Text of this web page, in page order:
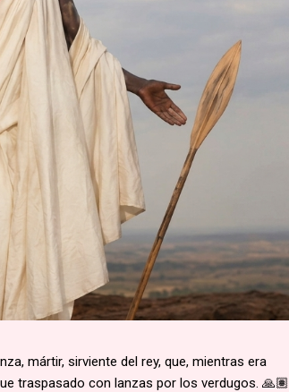
mártir, sirviente del rey, que, mientras era
traspasado con lanzas por los verdugos. 🙏🏽